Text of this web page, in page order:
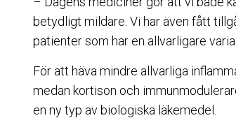
betydligt mildare. Vi har även fått
patienter som har en allvarligare
För att häva mindre allvarliga
medan kortison och
en ny typ av biologiska läkemedel.